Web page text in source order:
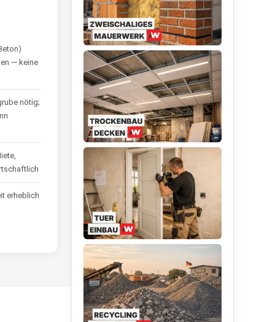
— keine
nötig;
erheblich